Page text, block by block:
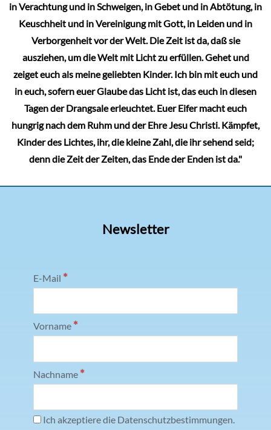
in Verachtung und in Schweigen, in Gebet und in Abtötung, in
Keuschheit und in Vereinigung mit Gott, in Leiden und in
Verborgenheit vor der Welt. Die Zeit ist da, daß sie
ausziehen, um die Welt mit Licht zu erfüllen. Gehet und
zeiget euch als meine geliebten Kinder. Ich bin mit euch und
in euch, sofern euer Glaube das Licht ist, das euch in diesen
Tagen der Drangsale erleuchtet. Euer Eifer macht euch
hungrig nach dem Ruhm und der Ehre Jesu Christi. Kämpfet,
Kinder des Lichtes, ihr, die kleine Zahl, die ihr sehend seid;
denn die Zeit der Zeiten, das Ende der Enden ist da."
Newsletter
E-Mail *
Vorname *
Nachname *
Ich akzeptiere die Datenschutzbestimmungen.